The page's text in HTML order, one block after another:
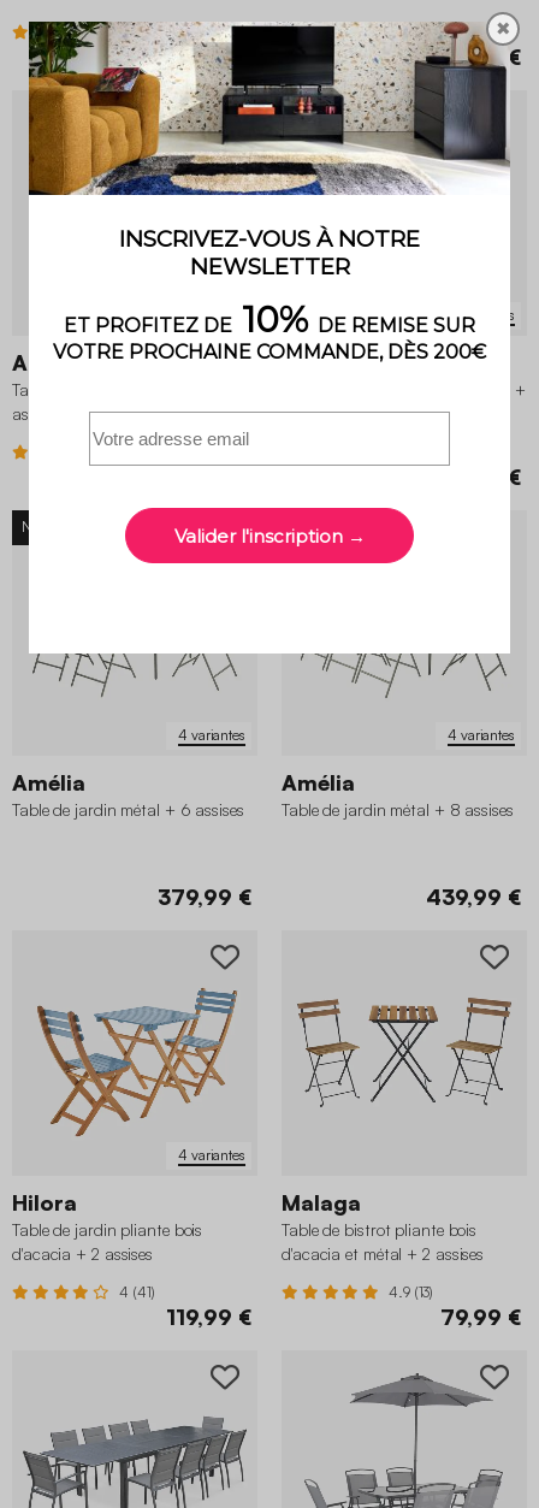
5 (3)
369,99 € 849,99 €
9 variantes
Amélia
Table de jardin pliante métal + 6
assises
3.9 (8)
3 variantes
NOUVEAU
Oreva + Fira
Table de jardin ronde aluminium +
6 assises
899,99 €
4 variantes
NOUVEAU
Amélia
Table de jardin métal + 6 assises
379,99 €
4 variantes
NOUVEAU
Amélia
Table de jardin métal + 8 assises
439,99 €
4 variantes
Hilora
Table de jardin pliante bois
d'acacia + 2 assises
4 (41)
119,99 €
Malaga
Table de bistrot pliante bois
d'acacia et métal + 2 assises
4.9 (13)
79,99 €
✖